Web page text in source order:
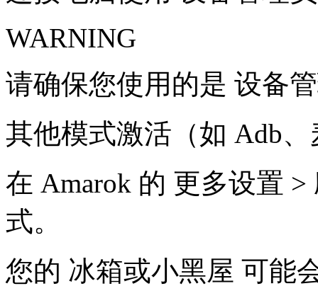
WARNING
请确保您使用的是 设备
其他模式激活（如 Adb
在 Amarok 的 更多设置
式。
您的 冰箱或小黑屋 可能